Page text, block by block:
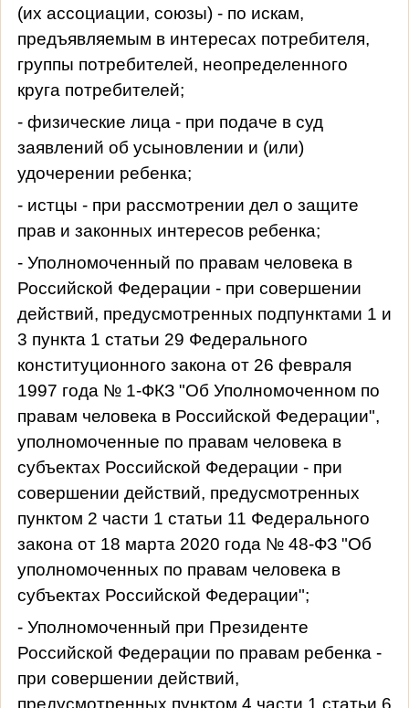
(их ассоциации, союзы) - по искам,
предъявляемым в интересах потребителя,
группы потребителей, неопределенного
круга потребителей;
- физические лица - при подаче в суд
заявлений об усыновлении и (или)
удочерении ребенка;
- истцы - при рассмотрении дел о защите
прав и законных интересов ребенка;
- Уполномоченный по правам человека в
Российской Федерации - при совершении
действий, предусмотренных подпунктами 1 и
3 пункта 1 статьи 29 Федерального
конституционного закона от 26 февраля
1997 года № 1-ФКЗ "Об Уполномоченном по
правам человека в Российской Федерации",
уполномоченные по правам человека в
субъектах Российской Федерации - при
совершении действий, предусмотренных
пунктом 2 части 1 статьи 11 Федерального
закона от 18 марта 2020 года № 48-ФЗ "Об
уполномоченных по правам человека в
субъектах Российской Федерации";
- Уполномоченный при Президенте
Российской Федерации по правам ребенка -
при совершении действий,
предусмотренных пунктом 4 части 1 статьи 6